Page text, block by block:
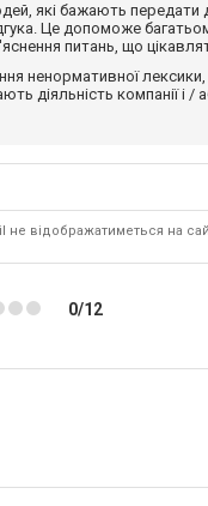
які бажають
Це допоможе
питань, що
ненормативної
діяльність компанії і
не відображатиметься на
0/12